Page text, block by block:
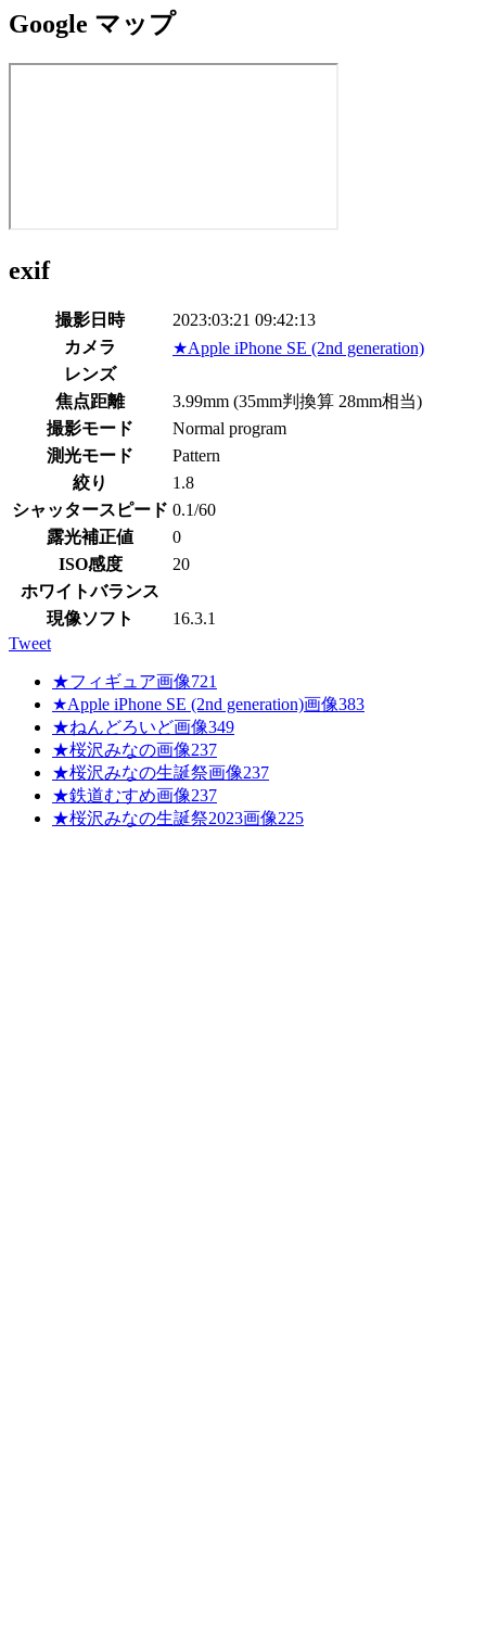
Google マップ
exif
撮影日時
2023:03:21 09:42:13
カメラ
★Apple iPhone SE (2nd generation)
レンズ
焦点距離
3.99mm (35mm判換算 28mm相当)
撮影モード
Normal program
測光モード
Pattern
絞り
1.8
シャッタースピード 0.1/60
露光補正値
0
ISO感度
20
ホワイトバランス
現像ソフト
16.3.1
Tweet
★フィギュア画像721
★Apple iPhone SE (2nd generation)画像383
★ねんどろいど画像349
★桜沢みなの画像237
★桜沢みなの生誕祭画像237
★鉄道むすめ画像237
★桜沢みなの生誕祭2023画像225